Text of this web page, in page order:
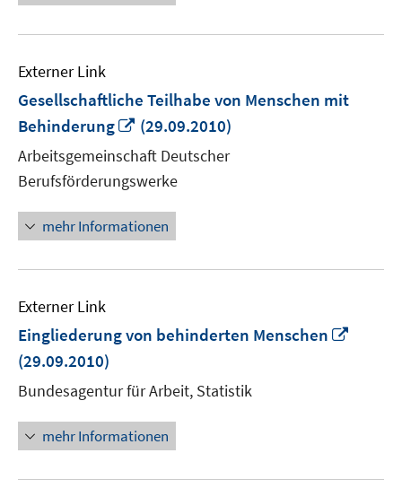
Externer Link
Gesellschaftliche Teilhabe von Menschen mit
Behinderung
In
neuem
Fenster
öffnen
(29.09.2010)
Arbeitsgemeinschaft Deutscher
Berufsförderungswerke
mehr Informationen
Externer Link
Eingliederung von behinderten Menschen
(29.09.2010)
Bundesagentur für Arbeit, Statistik
mehr Informationen